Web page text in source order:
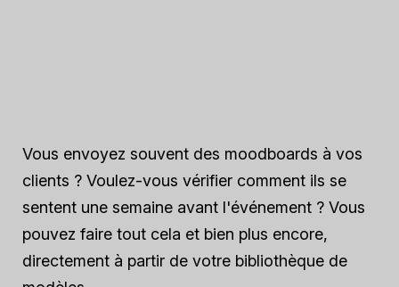
Vous envoyez souvent des moodboards à vos
clients ? Voulez-vous vérifier comment ils se
sentent une semaine avant l'événement ? Vous
pouvez faire tout cela et bien plus encore,
directement à partir de votre bibliothèque de